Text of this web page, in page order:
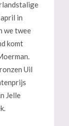
in
we twee
komt
Uil
Jelle